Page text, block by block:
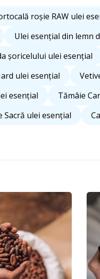
roșie RAW ulei
Ulei esențial din lemn
șoricelului ulei esențial
ulei esențial
esențial
Tămâie
Sacră ulei esențial